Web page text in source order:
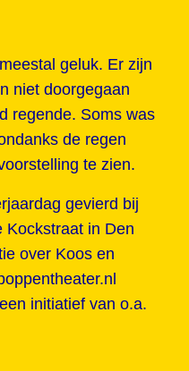
geluk. Er zijn
niet doorgegaan
regende. Soms was
de regen
te zien.
gevierd bij
Kockstraat in Den
over Koos en
initiatief van o.a.